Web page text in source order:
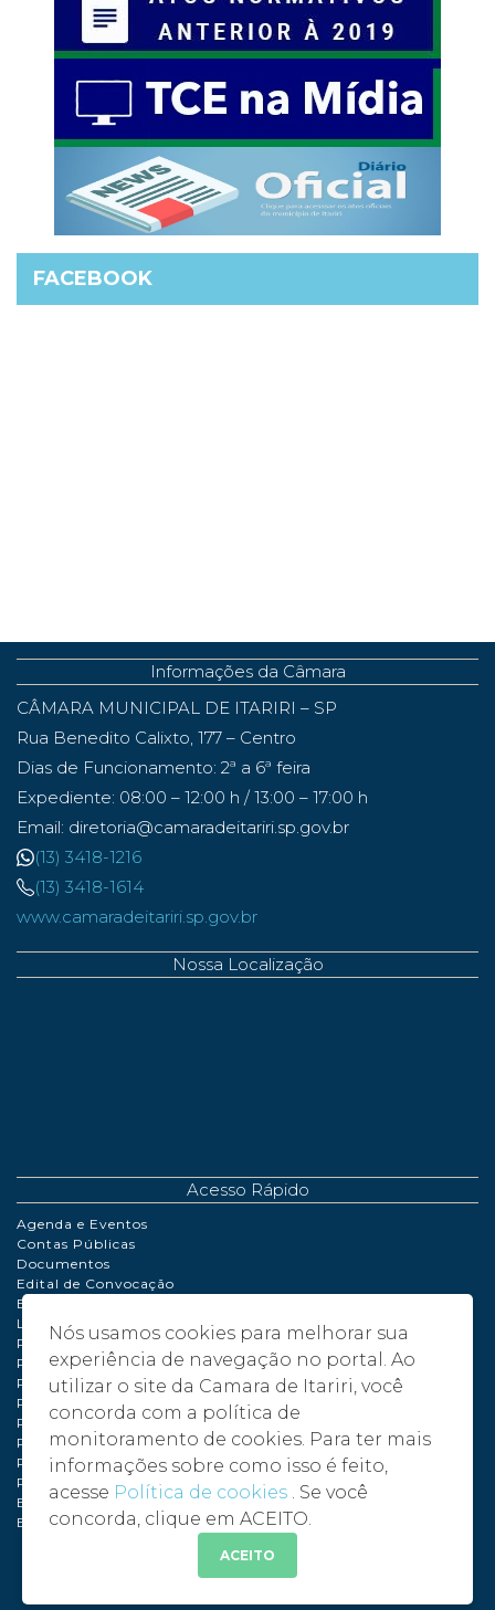
FACEBOOK
Nós usamos cookies para melhorar sua
experiência de navegação no portal. Ao
utilizar o site da Camara de Itariri, você
concorda com a política de
monitoramento de cookies. Para ter mais
informações sobre como isso é feito,
acesse Política de cookies . Se você
concorda, clique em ACEITO.
ACEITO
Informações da Câmara
CÂMARA MUNICIPAL DE ITARIRI – SP
Rua Benedito Calixto, 177 – Centro
Dias de Funcionamento: 2ª a 6ª feira
Expediente: 08:00 – 12:00 h / 13:00 – 17:00 h
Email: diretoria@camaradeitariri.sp.gov.br
(13) 3418-1216
(13) 3418-1614
www.camaradeitariri.sp.gov.br
Nossa Localização
Acesso Rápido
Agenda e Eventos
Contas Públicas
Documentos
Edital de Convocação
Extrato de Contrato
LDO | LOA | PPA
Perguntas Frequentes
Políticas de Cookies
Portaria
Processo de Adiantamento
Relatório de Gestão Fiscal
Plano de compras anual – PCA - 2024
Plano de compras anual – PCA - 2025
Plano de compras anual – PCA - 2026
Balancete 2024
Balancete 2025
2026 - Câmara Municipal de Itariri - SP